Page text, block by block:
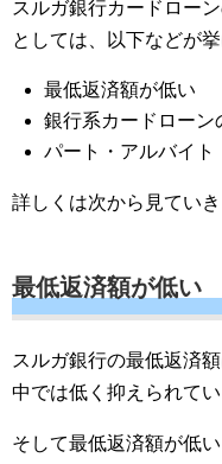
スルガ銀行カードロー
としては、以下などが挙
最低返済額が低い
銀行系カードローン
パート・アルバイ
詳しくは次から見ていき
最低返済額が低い
スルガ銀行の最低返済
中では低く抑えられてい
そして最低返済額が低